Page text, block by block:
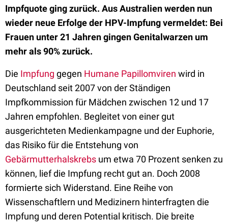
Impfquote ging zurück. Aus Australien werden nun
wieder neue Erfolge der HPV-Impfung vermeldet: Bei
Frauen unter 21 Jahren gingen Genitalwarzen um
mehr als 90% zurück.
Die Impfung gegen Humane Papillomviren wird in
Deutschland seit 2007 von der Ständigen
Impfkommission für Mädchen zwischen 12 und 17
Jahren empfohlen. Begleitet von einer gut
ausgerichteten Medienkampagne und der Euphorie,
das Risiko für die Entstehung von
Gebärmutterhalskrebs um etwa 70 Prozent senken zu
können, lief die Impfung recht gut an. Doch 2008
formierte sich Widerstand. Eine Reihe von
Wissenschaftlern und Medizinern hinterfragten die
Impfung und deren Potential kritisch. Die breite